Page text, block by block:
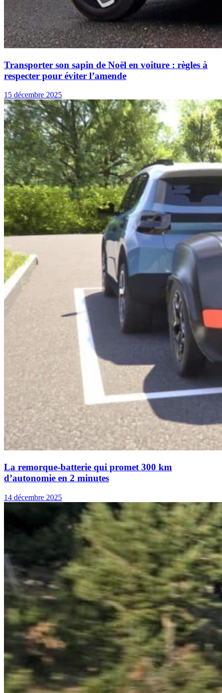
Transporter son sapin de Noël en voiture : règles à
respecter pour éviter l’amende
15 décembre 2025
La remorque-batterie qui promet 300 km
d’autonomie en 2 minutes
14 décembre 2025